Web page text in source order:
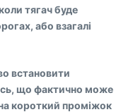
тягач буде
або взагалі
встановити
що фактично може
короткий проміжок